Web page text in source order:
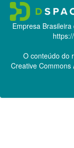
Empresa
O conteúdo do
Creative Commons